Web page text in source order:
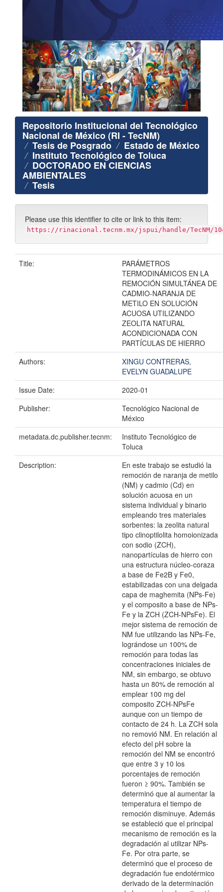
Repositorio Institucional del Tecnológico
Nacional de México (RI - TecNM)
Tesis de Posgrado Estado de México
Instituto Tecnológico de Toluca
DOCTORADO EN CIENCIAS
AMBIENTALES
Tesis
Please use this identifier to cite or link to this item:
https://rinacional.tecnm.mx/jspui/handle/TecNM/
Title:
PARÁMETROS
TERMODINÁMICOS EN LA
REMOCIÓN SIMULTÁNEA DE
CADMIO-NARANJA DE
METILO EN SOLUCIÓN
ACUOSA UTILIZANDO
ZEOLITA NATURAL
ACONDICIONADA CON
PARTÍCULAS DE HIERRO
Authors:
XINGU CONTRERAS,
EVELYN GUADALUPE
Issue Date:
2020-01
Publisher:
Tecnológico Nacional de
México
metadata.dc.publisher.tecnm:
Instituto Tecnológico de
Toluca
Description:
En este trabajo se estudió la
remoción de naranja de metilo
(NM) y cadmio (Cd) en
solución acuosa en un
sistema individual y binario
empleando tres materiales
sorbentes: la zeolita natural
tipo clinoptilolita homoionizada
con sodio (ZCH),
nanopartículas de hierro con
una estructura núcleo-coraza
a base de Fe2B y Fe0,
estabilizadas con una delgada
capa de maghemita (NPs-Fe)
y el composito a base de NPs-
Fe y la ZCH (ZCH-NPsFe). El
mejor sistema de remoción de
NM fue utilizando las NPs-Fe,
lográndose un 100% de
remoción para todas las
concentraciones iniciales de
NM, sin embargo, se obtuvo
hasta un 80% de remoción al
emplear 100 mg del
composito ZCH-NPsFe
aunque con un tiempo de
contacto de 24 h. La ZCH sola
no removió NM. En relación al
efecto del pH sobre la
remoción del NM se encontró
que entre 3 y 10 los
porcentajes de remoción
fueron ≥ 90%. También se
determinó que al aumentar la
temperatura el tiempo de
remoción disminuye. Además
se estableció que el principal
mecanismo de remoción es la
degradación al utilizar NPs-
Fe. Por otra parte, se
determinó que el proceso de
degradación fue endotérmico
derivado de la determinación